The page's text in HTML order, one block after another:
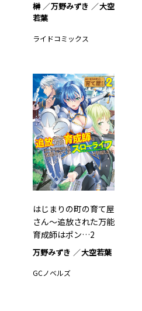
榊 万野みずき
大空
若葉
ライドコミックス
はじまりの町の育て屋
さん～追放された万能
育成師はポン…2
万野みずき 大空若葉
GCノベルズ